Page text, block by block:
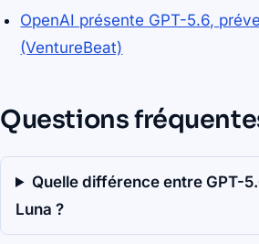
OpenAI présente GPT-5.6,
(VentureBeat)
Questions
Quelle différence entre GPT-
Luna ?